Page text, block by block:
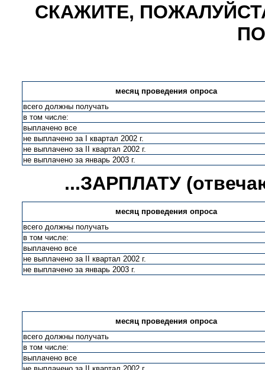
СКАЖИТЕ,
месяц проведения опроса
всего должны получать
в том числе:
выплачено все
не выплачено за I квартал 2002 г.
не выплачено за II квартал 2002 г.
не выплачено за январь 2003 г.
...ЗАРПЛАТУ
месяц проведения опроса
всего должны получать
в том числе:
выплачено все
не выплачено за II квартал 2002 г.
не выплачено за январь 2003 г.
месяц проведения опроса
всего должны получать
в том числе:
выплачено все